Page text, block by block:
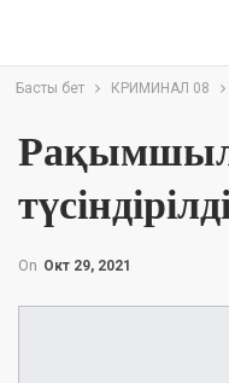
Басты бет КРИМИНАЛ 08
On Окт 29, 2021